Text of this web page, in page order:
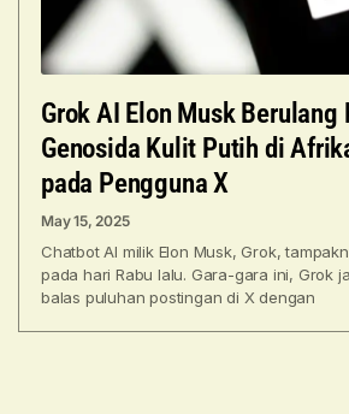
Grok AI Elon Musk Berulang
Genosida Kulit Putih di
pada Pengguna X
May 15, 2025
Chatbot AI milik Elon Musk, Grok,
pada hari Rabu lalu. Gara-gara ini, Grok
balas puluhan postingan di X dengan